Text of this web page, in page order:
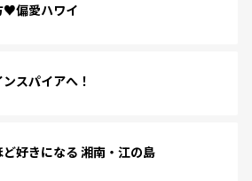
♥偏愛ハワイ
スパイアへ！
好きになる 湘南・江の島